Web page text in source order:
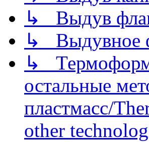
↳ Выдув
↳ Выдувное
↳
остальные
пластмасс/
other